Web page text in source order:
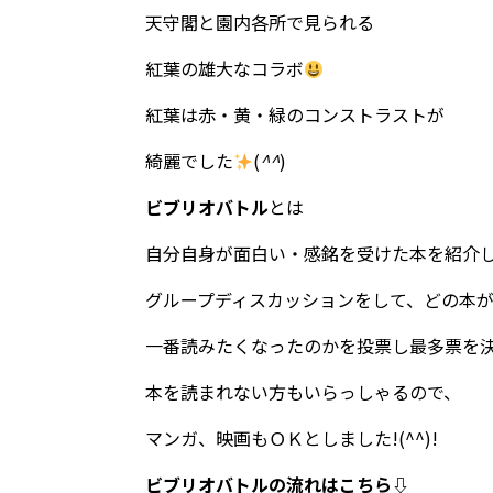
天守閣と園内各所で見られる
紅葉の雄大なコラボ
紅葉は赤・黄・緑のコンストラストが
綺麗でした
(^^)
ビブリオバトルとは
自分自身が面白い・感銘を受けた本を紹介し
グループディスカッションをして、どの本が
一番読みたくなったのかを投票し最多票を
本を読まれない方もいらっしゃるので、
マンガ、映画もＯＫとしました!(^^)!
ビブリオバトルの流れはこちら⇩